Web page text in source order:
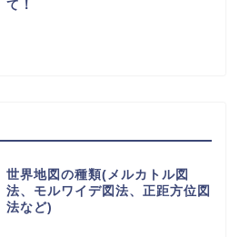
て！
世界地図の種類(メルカトル図
法、モルワイデ図法、正距方位図
法など)